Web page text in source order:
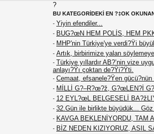
?
BU KATEGORİDEKİ EN ?‡OK
- Yiyin efendiler...
- BUG?œN HEM POLİS, HEM
- MHP'nin Türkiye'ye verdi?Ÿi
- Artık, birbirimize yalan
- Türkiye yıllardır AB?’nin vize
anlayı?Ÿı çoktan de?Ÿi?Ÿti.
- Cemaat, efsanele?Ÿen
- MİLLİ G?–R?œ?ž, G?œLEN?İ
- 12 EYL?œL BELGESELİ
- 32.Gün ile birlikte büyüdük...
- KAVGA BEKLENİYORDU, TAM
- BİZ NEDEN KIZIYORUZ, ASIL